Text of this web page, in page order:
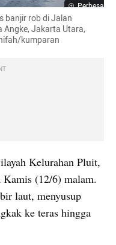
Perbesar
banjir rob di Jalan
Angke, Jakarta Utara,
kumparan
Kelurahan Pluit,
Kamis (12/6) malam.
laut, menyusup
ke teras hingga